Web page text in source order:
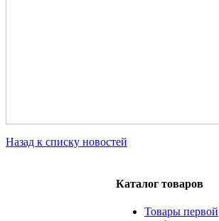
Назад к списку новостей
Каталог товаров
Товары первой